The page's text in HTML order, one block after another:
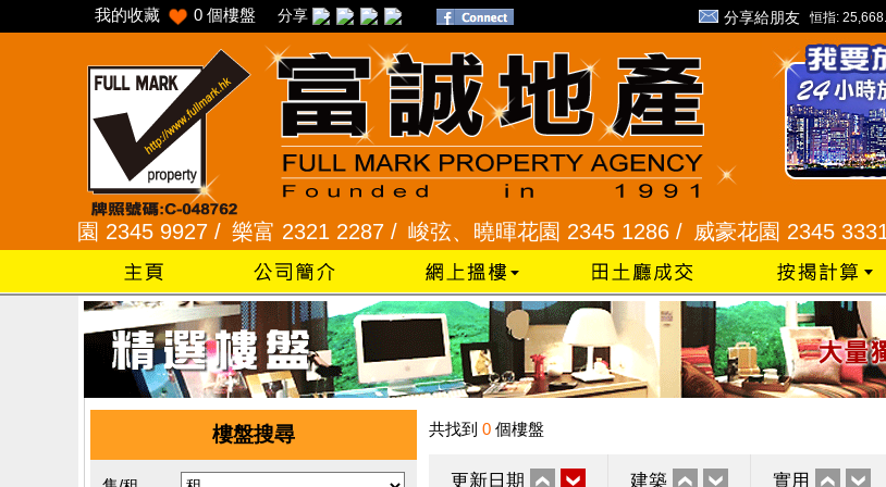
我的收藏 0 個樓盤 分享 分享給朋友 恒指:
園 2345 9927 /樂富 2321 2287 /峻弦、曉暉花園 2345 1286 /威豪花園 2345 3331 /星
樓盤搜尋 共找到 0 個樓盤
更新日期 建築 實用